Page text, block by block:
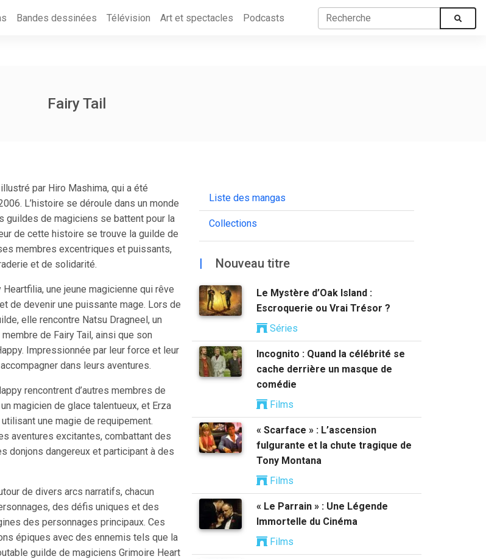
Bandes dessinées Télévision Art et spectacles Podcasts
Fairy Tail
par Hiro Mashima, qui a été
L’histoire se déroule dans un monde
guildes de magiciens se battent pour la
de cette histoire se trouve la guilde de
membres excentriques et puissants,
et de solidarité.
une jeune magicienne qui rêve
de devenir une puissante mage. Lors de
elle rencontre Natsu Dragneel, un
de Fairy Tail, ainsi que son
Impressionnée par leur force et leur
dans leurs aventures.
rencontrent d’autres membres de
magicien de glace talentueux, et Erza
une magie de requipement.
aventures excitantes, combattant des
donjons dangereux et participant à des
de divers arcs narratifs, chacun
des défis uniques et des
des personnages principaux. Ces
épiques avec des ennemis tels que la
guilde de magiciens Grimoire Heart
Liste des mangas
Collections
| Nouveau titre
Le Mystère d’Oak Island :
Escroquerie ou Vrai Trésor ?
Séries
Incognito : Quand la célébrité se
cache derrière un masque de
comédie
Films
« Scarface » : L’ascension
fulgurante et la chute tragique de
Tony Montana
Films
« Le Parrain » : Une Légende
Immortelle du Cinéma
Films